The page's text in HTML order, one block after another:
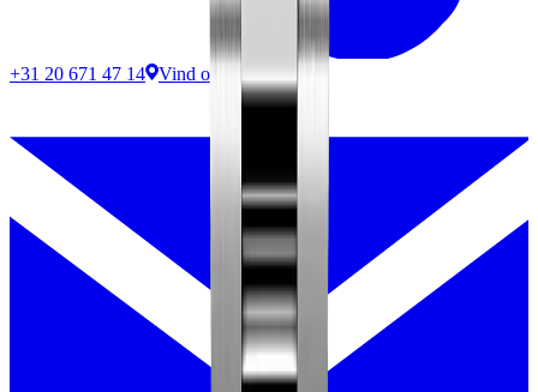
+31 20 671 47 14 Vind ons